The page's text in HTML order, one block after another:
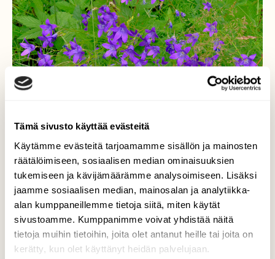
Tämä sivusto käyttää evästeitä
Käytämme evästeitä tarjoamamme sisällön ja mainosten
räätälöimiseen, sosiaalisen median ominaisuuksien
tukemiseen ja kävijämäärämme analysoimiseen. Lisäksi
jaamme sosiaalisen median, mainosalan ja analytiikka-
alan kumppaneillemme tietoja siitä, miten käytät
sivustoamme. Kumppanimme voivat yhdistää näitä
tietoja muihin tietoihin, joita olet antanut heille tai joita on
kerätty, kun olet käyttänyt heidän palvelujaan.
Harakankello
Nyt on kello kukkien aika.